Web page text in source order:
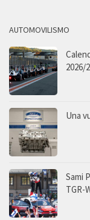
AUTOMOVILISMO
2026/
Una
Sami
TGR-